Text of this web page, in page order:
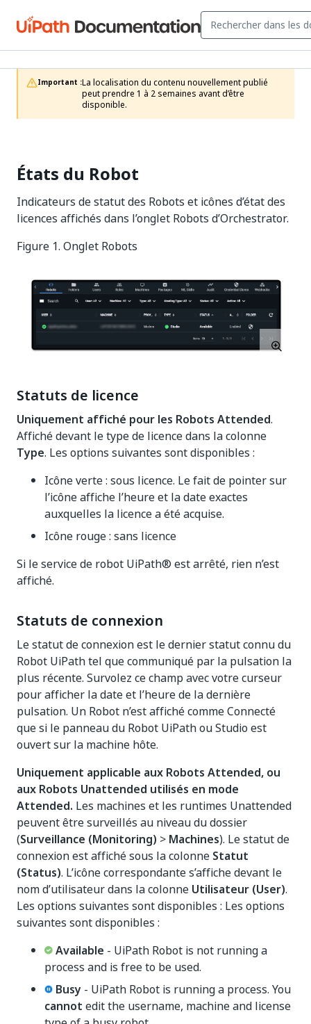
Important :La localisation du contenu nouvellement publié
peut prendre 1 à 2 semaines avant d’être
disponible.
États du Robot
Indicateurs de statut des Robots et icônes d’état des
licences affichés dans l’onglet Robots d’Orchestrator.
Figure 1. Onglet Robots
Statuts de licence
Uniquement affiché pour les Robots Attended.
Affiché devant le type de licence dans la colonne
Type. Les options suivantes sont disponibles :
Icône verte : sous licence. Le fait de pointer sur
l’icône affiche l’heure et la date exactes
auxquelles la licence a été acquise.
Icône rouge : sans licence
Si le service de robot UiPath® est arrêté, rien n’est
affiché.
Statuts de connexion
Le statut de connexion est le dernier statut connu du
Robot UiPath tel que communiqué par la pulsation la
plus récente. Survolez ce champ avec votre curseur
pour afficher la date et l’heure de la dernière
pulsation. Un Robot n’est affiché comme Connecté
que si le panneau du Robot UiPath ou Studio est
ouvert sur la machine hôte.
Uniquement applicable aux Robots Attended, ou
aux Robots Unattended utilisés en mode
Attended. Les machines et les runtimes Unattended
peuvent être surveillés au niveau du dossier
(Surveillance (Monitoring) > Machines). Le statut de
connexion est affiché sous la colonne Statut
(Status). L’icône correspondante s’affiche devant le
nom d’utilisateur dans la colonne Utilisateur (User).
Les options suivantes sont disponibles : Les options
suivantes sont disponibles :
Available - UiPath Robot is not running a
process and is free to be used.
Busy - UiPath Robot is running a process. You
cannot edit the username, machine and license